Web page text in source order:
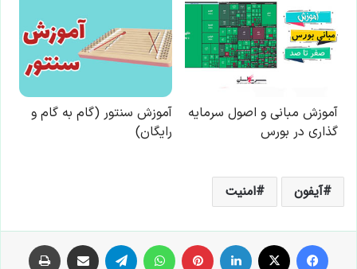
آیفون امنیت
فیس بوک لینکدین ‫پین‌ترست تلگرام اشتراک گذاری از طریق ایمیل